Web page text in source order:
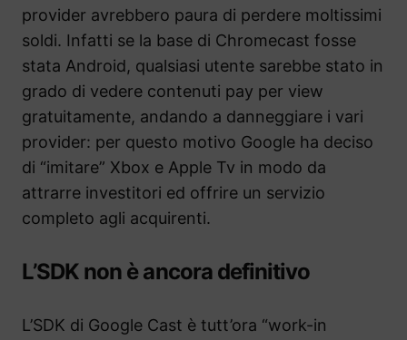
provider avrebbero paura di perdere moltissimi
soldi. Infatti se la base di Chromecast fosse
stata Android, qualsiasi utente sarebbe stato in
grado di vedere contenuti pay per view
gratuitamente, andando a danneggiare i vari
provider: per questo motivo Google ha deciso
di “imitare” Xbox e Apple Tv in modo da
attrarre investitori ed offrire un servizio
completo agli acquirenti.
L’SDK non è ancora definitivo
L’SDK di Google Cast è tutt’ora “work-in